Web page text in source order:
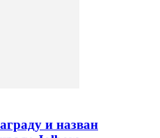
и назван